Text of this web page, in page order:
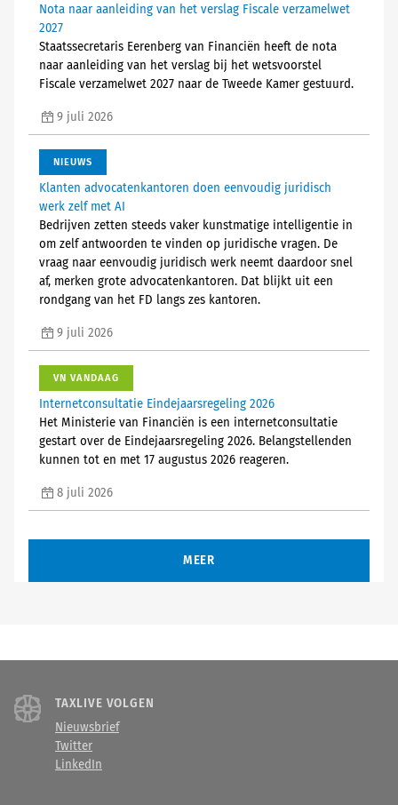
Nota naar aanleiding van het verslag Fiscale verzamelwet
2027
Staatssecretaris Eerenberg van Financiën heeft de nota
naar aanleiding van het verslag bij het wetsvoorstel
Fiscale verzamelwet 2027 naar de Tweede Kamer gestuurd.
9 juli 2026
NIEUWS
Klanten advocatenkantoren doen eenvoudig juridisch
werk zelf met AI
Bedrijven zetten steeds vaker kunstmatige intelligentie in
om zelf antwoorden te vinden op juridische vragen. De
vraag naar eenvoudig juridisch werk neemt daardoor snel
af, merken grote advocatenkantoren. Dat blijkt uit een
rondgang van het FD langs zes kantoren.
9 juli 2026
VN VANDAAG
Internetconsultatie Eindejaarsregeling 2026
Het Ministerie van Financiën is een internetconsultatie
gestart over de Eindejaarsregeling 2026. Belangstellenden
kunnen tot en met 17 augustus 2026 reageren.
8 juli 2026
MEER
TAXLIVE VOLGEN
Nieuwsbrief
Twitter
LinkedIn